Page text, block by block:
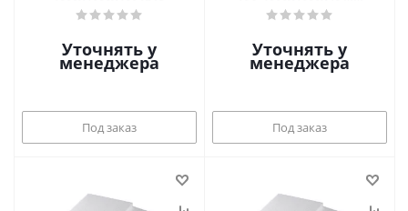
Уточнять у
менеджера
Под заказ
Уточнять у
менеджера
Под заказ